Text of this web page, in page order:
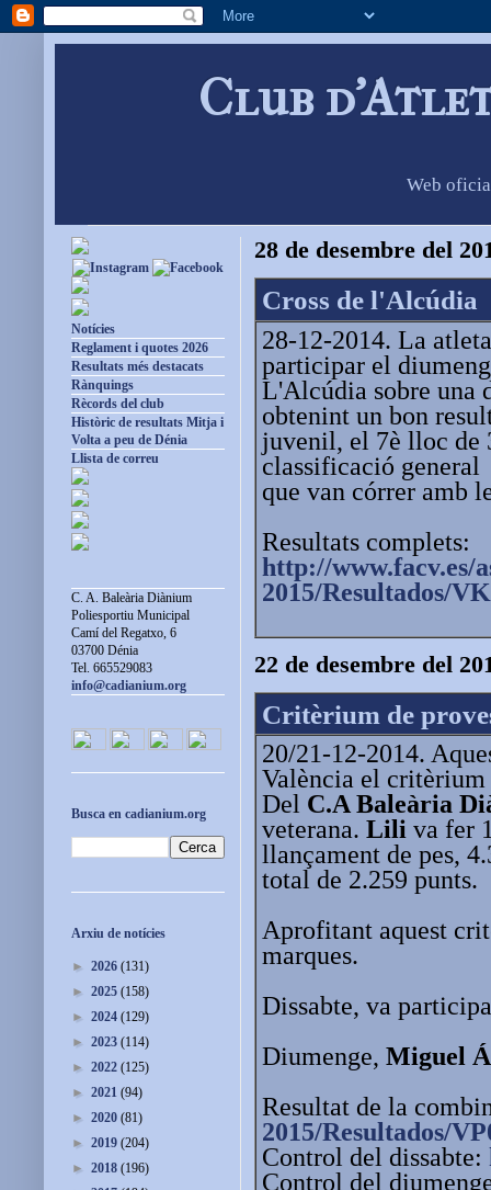
Club
Web
28 de desembre del
Cross de l'Alcúdia
28-12-2014. La atleta
participar el
L'Alcúdia sobre una
obtenint un bon
juvenil, el 7è lloc de
classificació
que van córrer amb
Resultats complets:
http://www.facv.es/
2015/Resultados/
22 de desembre del
Critèrium de
20/21-12-2014.
València el critèrium
Del C.A Baleària
veterana. Lili va fer
llançament de pes,
total de 2.259 punts.
Aprofitant aquest
marques.
Dissabte, va
Diumenge, Miguel
Resultat de la
2015/Resultados/
Control del dissabte:
Control del
Notícies
Reglament i quotes 2026
Resultats més destacats
Rànquings
Rècords del club
Històric de resultats Mitja i
Volta a peu de Dénia
Llista de correu
C. A. Baleària Diànium
Poliesportiu Municipal
Camí del Regatxo, 6
03700 Dénia
Tel. 665529083
info@cadianium.org
Busca en cadianium.org
Arxiu de notícies
► 2026 (131)
► 2025 (158)
► 2024 (129)
► 2023 (114)
► 2022 (125)
► 2021 (94)
► 2020 (81)
► 2019 (204)
► 2018 (196)